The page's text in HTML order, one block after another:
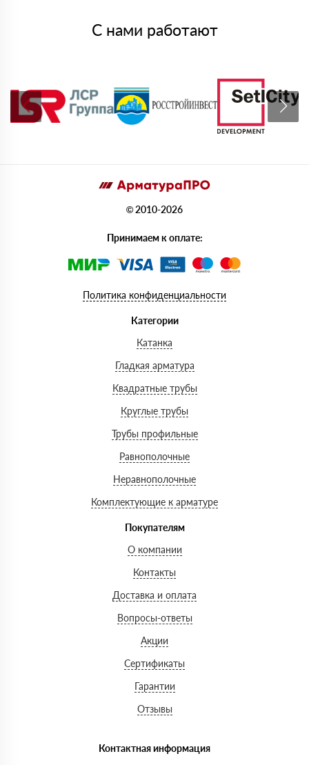
С нами работают
© 2010-2026
Принимаем к оплате:
Политика конфиденциальности
Категории
Катанка
Гладкая арматура
Квадратные трубы
Круглые трубы
Трубы профильные
Равнополочные
Неравнополочные
Комплектующие к арматуре
Покупателям
О компании
Контакты
Доставка и оплата
Вопросы-ответы
Акции
Сертификаты
Гарантии
Отзывы
Контактная информация